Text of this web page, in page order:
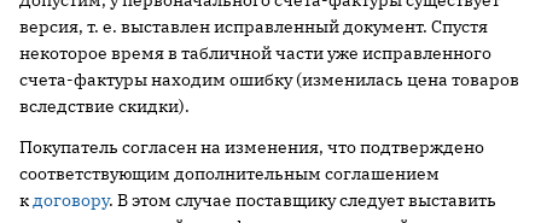
версия, т. е. выставлен исправленный документ. Спустя
некоторое время в табличной части уже исправленного
счета-фактуры находим ошибку (изменилась цена товаров
вследствие скидки).
Покупатель согласен на изменения, что подтверждено
соответствующим дополнительным соглашением
кдоговору. В этом случае поставщику следует выставить